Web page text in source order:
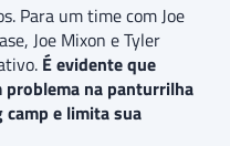
Para um time com Joe
Joe Mixon e Tyler
É evidente que
problema na panturrilha
e limita sua